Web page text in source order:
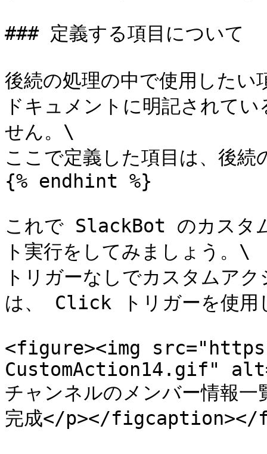
### 定義する項目について
後続の処理の中で使用した
ドキュメントに明記されて
せん。\
ここで定義した項目は、後続
{% endhint %}
これで SlackBot のカスタ
ト実行をしてみましょう。\
トリガーなしでカスタムア
は、 Click トリガーを使用
<figure><img
CustomAction14.gif"
チャンネルのメンバー情報
完成</p></